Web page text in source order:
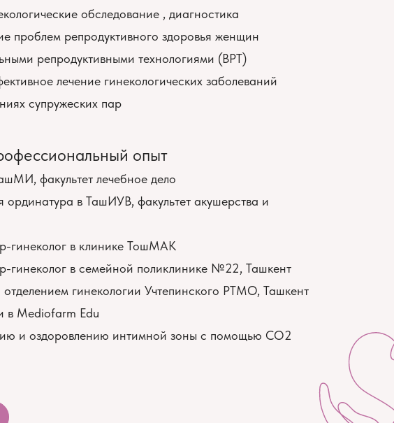
обследование , диагностика
проблем репродуктивного здоровья женщин
репродуктивными технологиями (ВРТ)
лечение гинекологических заболеваний
супружеских пар
опыт
факультет лечебное дело
ординатура в ТашИУВ, факультет акушерства и
гинеколог в клинике ТошМАК
гинеколог в семейной поликлинике №22, Ташкент
гинекологии Учтепинского РТМО, Ташкент
в Mediofarm Edu
и оздоровлению интимной зоны с помощью CO2